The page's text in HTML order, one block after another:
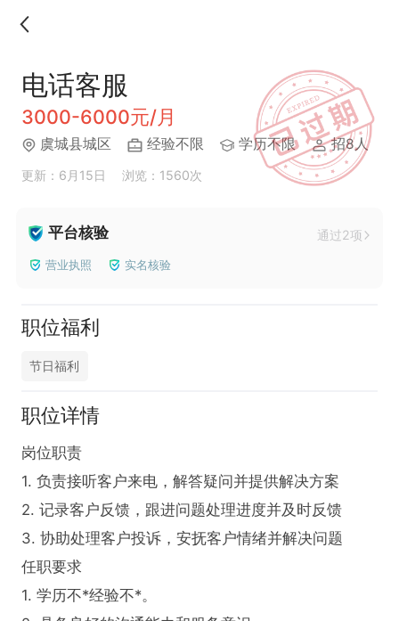
电话客服
3000-6000元/月
虞城县城区 经验不限 学历不限 招8人
更新：6月15日 浏览：1560次
平台核验 通过2项
营业执照 实名核验
职位福利
节日福利
职位详情
岗位职责
1. 负责接听客户来电，解答疑问并提供解决方案
2. 记录客户反馈，跟进问题处理进度并及时反馈
3. 协助处理客户投诉，安抚客户情绪并解决问题
任职要求
1. 学历不*经验不*。